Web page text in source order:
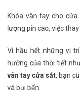
Khóa vân tay cho
lượng pin cao, việc
Vì hầu hết những vị
hưởng của thời tiết
vân tay cửa sắt, bạn
và bụi bẩn.